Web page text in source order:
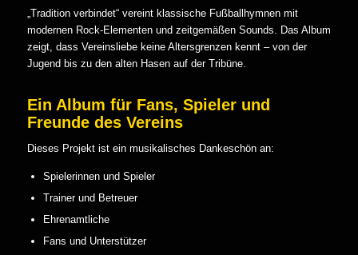
„Tradition verbindet“ vereint klassische Fußballhymnen mit
modernen Rock-Elementen und zeitgemäßen Sounds. Das Album
zeigt, dass Vereinsliebe keine Altersgrenzen kennt – von der
Jugend bis zu den alten Hasen auf der Tribüne.
Ein Album für Fans, Spieler und
Freunde des Vereins
Dieses Projekt ist ein musikalisches Dankeschön an:
Spielerinnen und Spieler
Trainer und Betreuer
Ehrenamtliche
Fans und Unterstützer